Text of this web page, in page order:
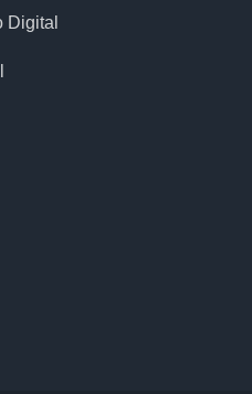
Digital